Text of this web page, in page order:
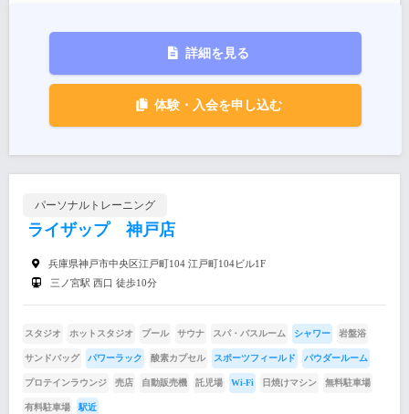
詳細を見る
体験・入会を申し込む
パーソナルトレーニング
ライザップ 神戸店
兵庫県神戸市中央区江戸町104 江戸町104ビル1F
三ノ宮駅 西口 徒歩10分
スタジオ ホットスタジオ プール サウナ スパ・バスルーム シャワー 岩盤浴
サンドバッグ パワーラック 酸素カプセル スポーツフィールド パウダールーム
プロテインラウンジ 売店 自動販売機 託児場 Wi-Fi 日焼けマシン 無料駐車場
有料駐車場 駅近